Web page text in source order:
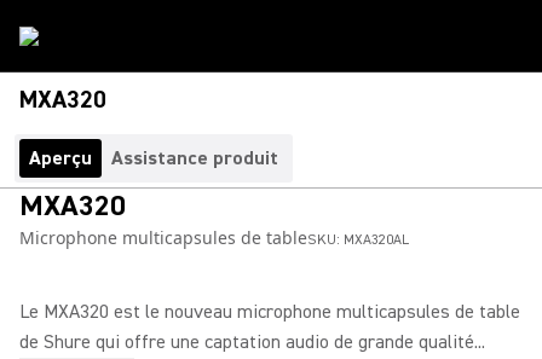
MXA320
Aperçu Assistance produit
MXA320
Microphone multicapsules de tableSKU: MXA320AL
Le MXA320 est le nouveau microphone multicapsules de table
de Shure qui offre une captation audio de grande qualité...